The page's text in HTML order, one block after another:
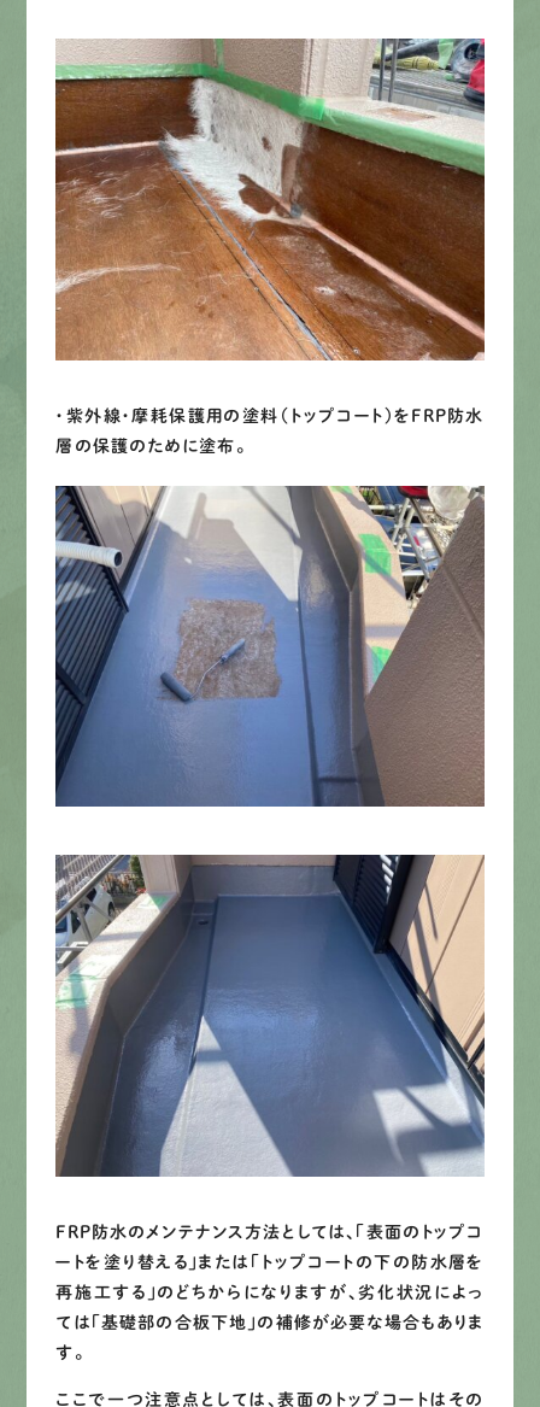
・紫外線・摩耗保護用の塗料（トップコート）をFRP防水
層の保護のために塗布。
FRP防水のメンテナンス方法としては、「表面のトップコ
ートを塗り替える」または「トップコートの下の防水層を
再施工する」のどちからになりますが、劣化状況によっ
ては「基礎部の合板下地」の補修が必要な場合もありま
す。
ここで一つ注意点としては、表面のトップコートはその